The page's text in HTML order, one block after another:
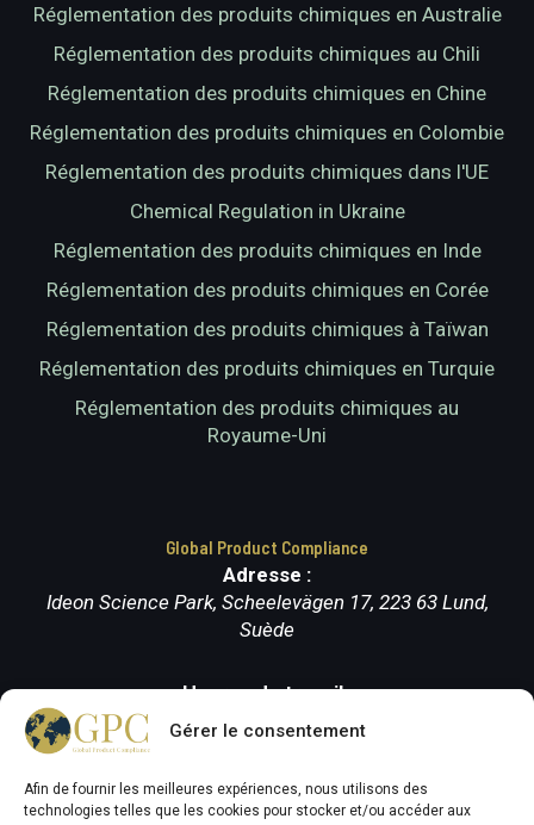
Gérer le consentement
Afin de fournir les meilleures expériences, nous utilisons des
technologies telles que les cookies pour stocker et/ou accéder aux
Réglementation des produits chimiques en Australie
Réglementation des produits chimiques au Chili
Réglementation des produits chimiques en Chine
Réglementation des produits chimiques en Colombie
Réglementation des produits chimiques dans l'UE
Chemical Regulation in Ukraine
Réglementation des produits chimiques en Inde
Réglementation des produits chimiques en Corée
Réglementation des produits chimiques à Taïwan
Réglementation des produits chimiques en Turquie
Réglementation des produits chimiques au
Royaume-Uni
Global Product Compliance
Adresse :
Ideon Science Park, Scheelevägen 17, 223 63 Lund,
Suède
Heures de travail :
Lundi-vendredi (9.00-17.00)